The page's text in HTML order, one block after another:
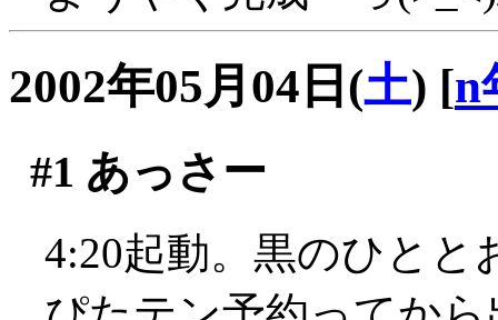
2002年05月04日(土) [n
#1 あっさー
4:20起動。黒のひとと